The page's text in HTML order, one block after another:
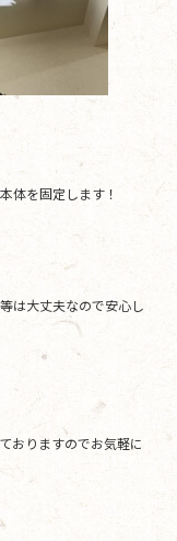
体を固定します！
は大丈夫なので安心し
おりますのでお気軽に